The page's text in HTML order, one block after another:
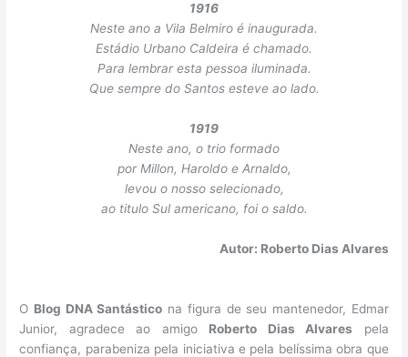
1916
Neste ano a Vila Belmiro é inaugurada.
Estádio Urbano Caldeira é chamado.
Para lembrar esta pessoa iluminada.
Que sempre do Santos esteve ao lado.
1919
Neste ano, o trio formado
por Millon, Haroldo e Arnaldo,
levou o nosso selecionado,
ao titulo Sul americano, foi o saldo.
Autor: Roberto Dias Alvares
O Blog DNA Santástico na figura de seu mantenedor, Edmar
Junior, agradece ao amigo Roberto Dias Alvares pela
confiança, parabeniza pela iniciativa e pela belíssima obra que